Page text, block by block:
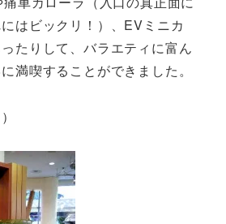
はビックリ！）、EVミニカ
たりして、バラエティに富ん
満喫することができました。